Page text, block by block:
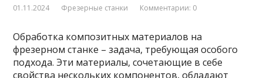
01.11.2024 Фрезерные станки Комментарии: 0
Обработка композитных материалов на
фрезерном станке – задача, требующая особого
подхода. Эти материалы, сочетающие в себе
свойства нескольких компонентов, обладают